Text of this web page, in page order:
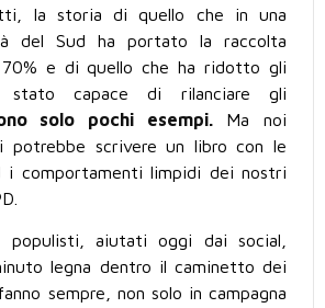
la storia di quello che in una
del Sud ha portato la raccolta
e di quello che ha ridotto gli
capace di rilanciare gli
solo pochi esempi.Ma noi
potrebbe scrivere un libro con le
i comportamenti limpidi dei nostri
aiutati oggi dai social,
legna dentro il caminetto dei
sempre, non solo in campagna